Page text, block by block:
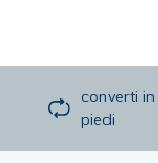
converti in
piedi